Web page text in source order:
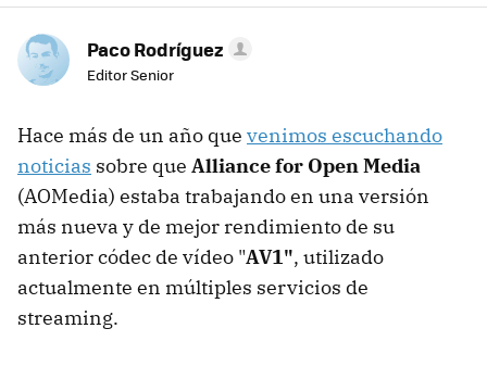
Paco Rodríguez
Editor Senior
Hace más de un año que venimos escuchando
noticias sobre que Alliance for Open Media
(AOMedia) estaba trabajando en una versión
más nueva y de mejor rendimiento de su
anterior códec de vídeo "AV1", utilizado
actualmente en múltiples servicios de
streaming.